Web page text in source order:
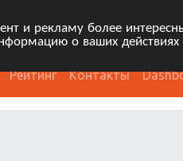
и рекламу более
о ваших
Рейтинг Контакты